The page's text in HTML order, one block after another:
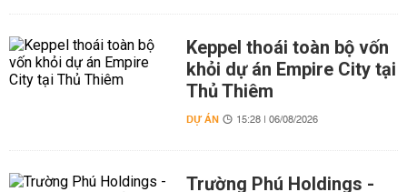
Keppel thoái toàn bộ vốn
khỏi dự án Empire City tại
Thủ Thiêm
DỰ ÁN 15:28 | 06/08/2026
Trường Phú Holdings -